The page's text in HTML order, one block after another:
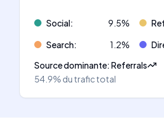
Social: 9.5%
Search: 1.2%
Source dominante:Referrals
54.9% du trafic total